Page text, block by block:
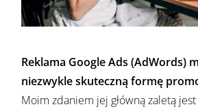
Reklama Google Ads (AdWords)
niezwykle skuteczną formę
Moim zdaniem jej główną zaletą